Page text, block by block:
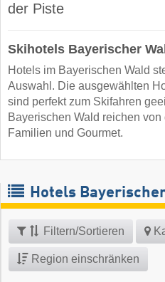
der Piste
Skihotels Bayerischer
Hotels im Bayerischen Wald
Auswahl. Die ausgewählten
sind perfekt zum Skifahren
Bayerischen Wald reichen
Familien und Gourmet.
Hotels
Filtern/Sortieren
Region einschränken